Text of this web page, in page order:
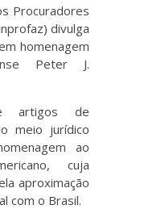
Procuradores
divulga
homenagem
Peter J.
artigos de
meio jurídico
ao
cuja
aproximação
com o Brasil.